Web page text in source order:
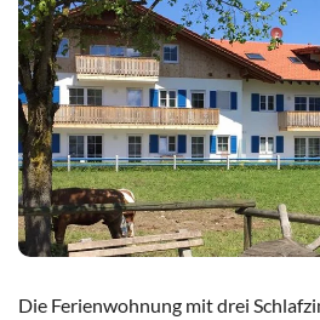
Die Ferienwohnung mit drei